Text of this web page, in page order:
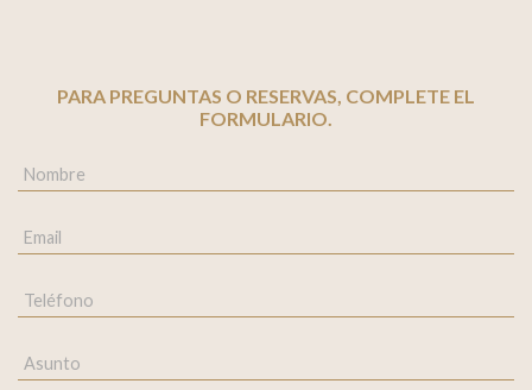
PARA PREGUNTAS O RESERVAS, COMPLETE EL
FORMULARIO.